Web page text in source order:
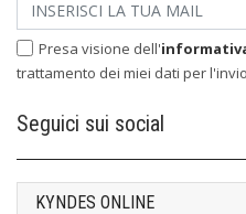
Presa visione dell'
trattamento dei miei dati per
Seguici sui social
KYNDES ONLINE